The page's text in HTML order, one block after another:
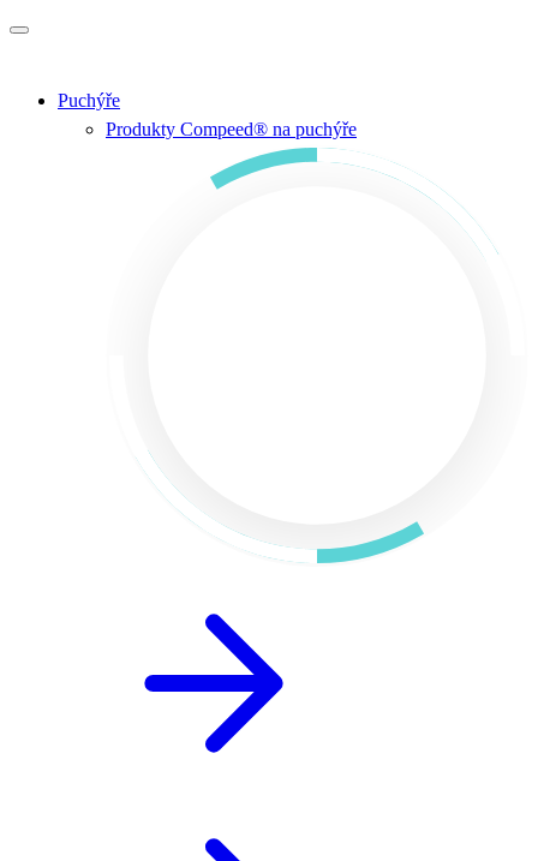
Přejít na hlavní obsah
Puchýře
Produkty Compeed® na puchýře